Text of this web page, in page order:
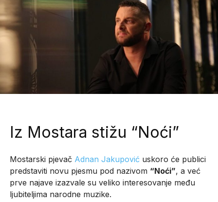
Iz Mostara stižu “Noći”
Mostarski pjevač Adnan Jakupović uskoro će publici
predstaviti novu pjesmu pod nazivom “Noći”, a već
prve najave izazvale su veliko interesovanje među
ljubiteljima narodne muzike.